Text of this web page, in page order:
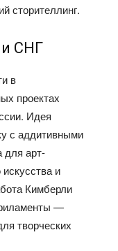
сторителлинг.
СНГ
в
проектах
Идея
с аддитивными
для арт-
и
Кимберли
—
творческих